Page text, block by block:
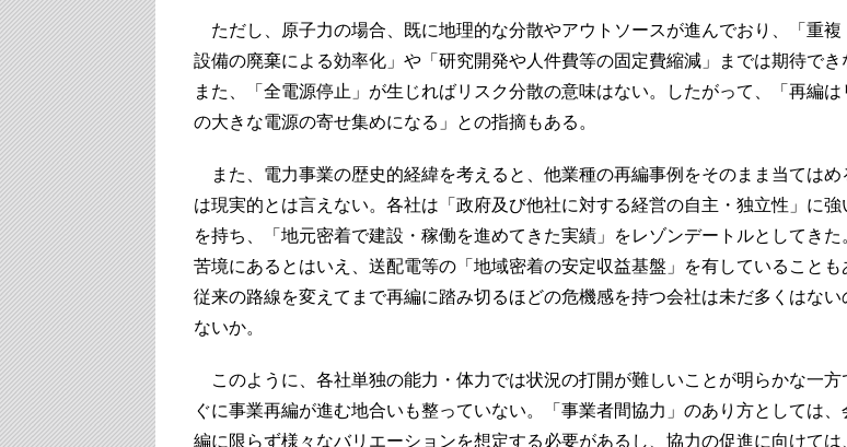
ただし、原子力の場合、既に地理的な分散やアウトソースが進んでおり、「重複
設備の廃棄による効率化」や「研究開発や人件費等の固定費縮減」までは期待でき
また、「全電源停止」が生じればリスク分散の意味はない。したがって、「再編は
の大きな電源の寄せ集めになる」との指摘もある。
また、電力事業の歴史的経緯を考えると、他業種の再編事例をそのまま当てはめ
は現実的とは言えない。各社は「政府及び他社に対する経営の自主・独立性」に強
を持ち、「地元密着で建設・稼働を進めてきた実績」をレゾンデートルとしてきた
苦境にあるとはいえ、送配電等の「地域密着の安定収益基盤」を有していることも
従来の路線を変えてまで再編に踏み切るほどの危機感を持つ会社は未だ多くはない
ないか。
このように、各社単独の能力・体力では状況の打開が難しいことが明らかな一方
ぐに事業再編が進む地合いも整っていない。「事業者間協力」のあり方としては、
編に限らず様々なバリエーションを想定する必要があるし、協力の促進に向けては